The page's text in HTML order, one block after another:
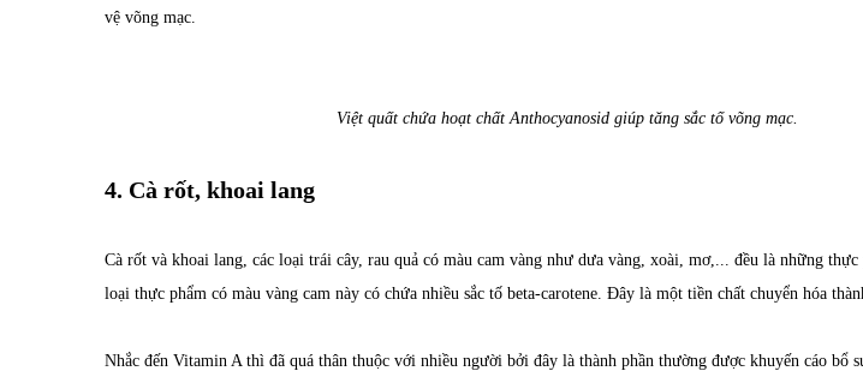
vệ võng mạc.
Việt quất chứa hoạt chất Anthocyanosid giúp tăng sắc tố võng mạc.
4. Cà rốt, khoai lang
Cà rốt và khoai lang, các loại trái cây, rau quả có màu cam vàng như dưa vàng, xoài, mơ,... đều là những thực
loại thực phẩm có màu vàng cam này có chứa nhiều sắc tố beta-carotene. Đây là một tiền chất chuyển hóa
Nhắc đến Vitamin A thì đã quá thân thuộc với nhiều người bởi đây là thành phần thường được khuyến cáo bổ